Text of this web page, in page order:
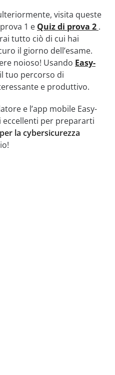
visita queste
1 e Quiz di prova 2 .
tutto ciò di cui hai
il giorno dell’esame.
noioso! Usando Easy-
tuo percorso di
e produttivo.
e l’app mobile Easy-
per prepararti
la cybersicurezza